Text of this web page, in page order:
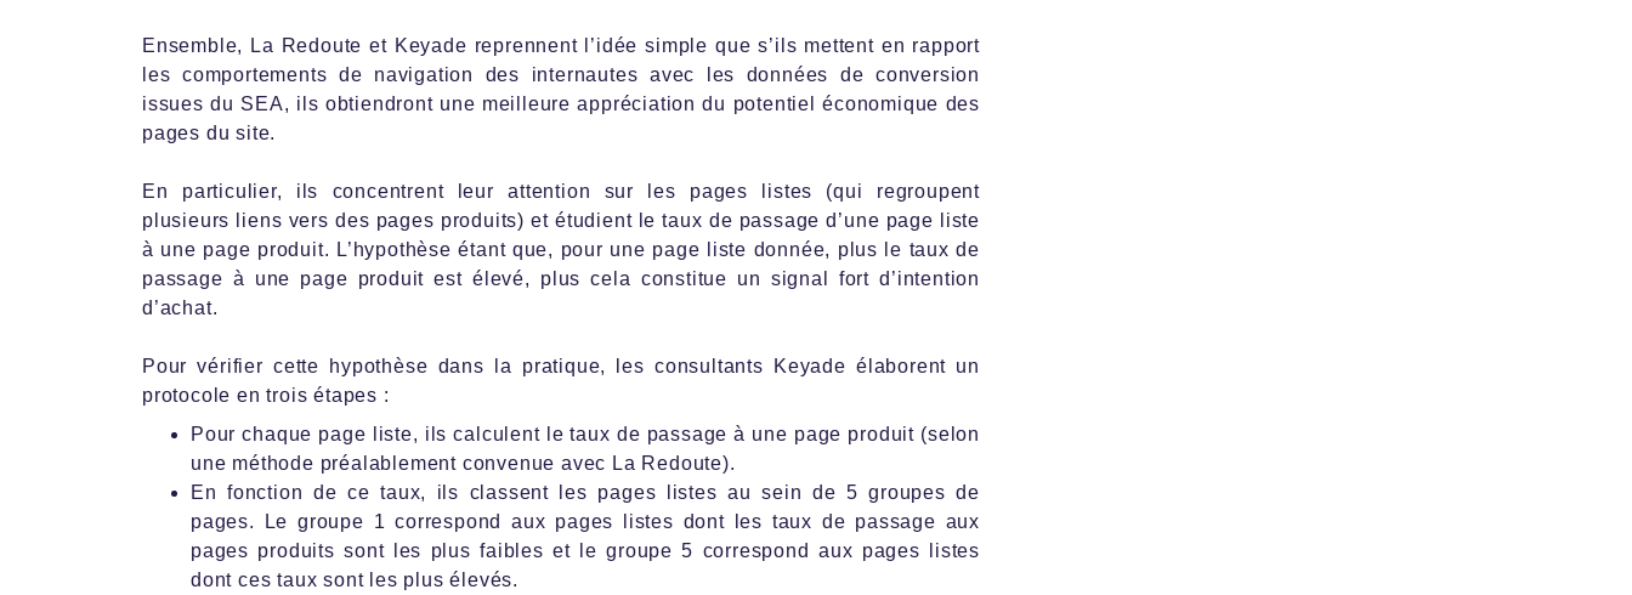
Ensemble, La Redoute et Keyade reprennent l’idée simple que s’ils mettent en rapport
les comportements de navigation des internautes avec les données de conversion
issues du SEA, ils obtiendront une meilleure appréciation du potentiel économique des
pages du site.
En particulier, ils concentrent leur attention sur les pages listes (qui regroupent
plusieurs liens vers des pages produits) et étudient le taux de passage d’une page liste
à une page produit. L’hypothèse étant que, pour une page liste donnée, plus le taux de
passage à une page produit est élevé, plus cela constitue un signal fort d’intention
d’achat.
Pour vérifier cette hypothèse dans la pratique, les consultants Keyade élaborent un
protocole en trois étapes :
Pour chaque page liste, ils calculent le taux de passage à une page produit (selon
une méthode préalablement convenue avec La Redoute).
En fonction de ce taux, ils classent les pages listes au sein de 5 groupes de
pages. Le groupe 1 correspond aux pages listes dont les taux de passage aux
pages produits sont les plus faibles et le groupe 5 correspond aux pages listes
dont ces taux sont les plus élevés.